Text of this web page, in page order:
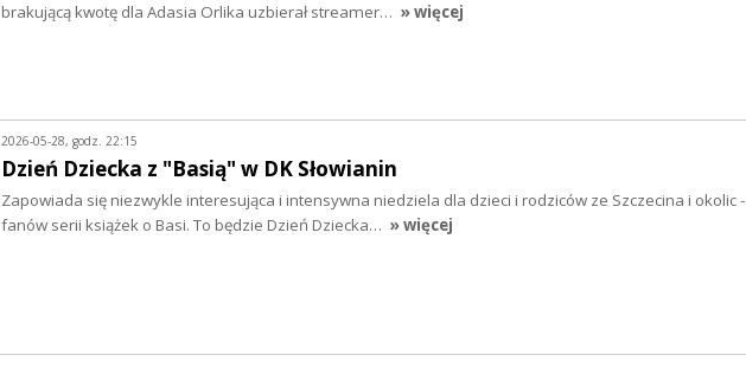
brakującą kwotę dla Adasia Orlika uzbierał streamer… » więcej
2026-05-28, godz. 22:15
Dzień Dziecka z "Basią" w DK Słowianin
Zapowiada się niezwykle interesująca i intensywna niedziela dla dzieci i rodziców ze Szczecina i okolic -
fanów serii książek o Basi. To będzie Dzień Dziecka… » więcej